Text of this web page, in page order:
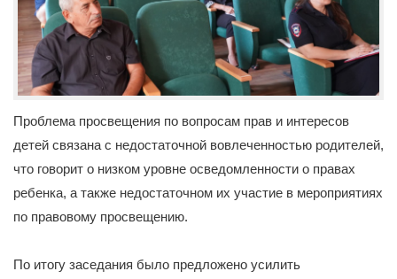
Проблема просвещения по вопросам прав и интересов
детей связана с недостаточной вовлеченностью родителей,
что говорит о низком уровне осведомленности о правах
ребенка, а также недостаточном их участие в мероприятиях
по правовому просвещению.
По итогу заседания было предложено усилить